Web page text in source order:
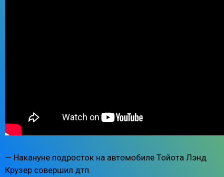
— Накануне подросток на автомобиле Тойота Лэнд
Крузер совершил дтп.